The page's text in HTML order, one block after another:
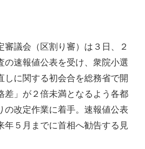
議会（区割り審）は３日、２
の速報値公表を受け、衆院小選
しに関する初会合を総務省で開
差」が２倍未満となるよう各都
の改定作業に着手。速報値公表
年５月までに首相へ勧告する見